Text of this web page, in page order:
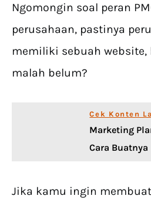
Ngomongin soal peran
perusahaan, pastinya
memiliki sebuah website,
malah belum?
Cek Konten
Marketing
Cara Buatnya
Jika kamu ingin